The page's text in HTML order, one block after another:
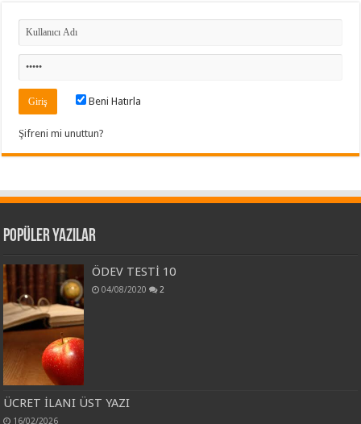
Beni Hatırla
Şifreni mi unuttun?
Popüler Yazılar
ÖDEV TESTİ 10
04/08/2020 2
ÜCRET İLANI ÜST YAZI
16/02/2026